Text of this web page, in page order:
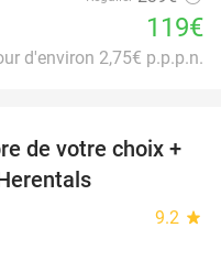
119€
d'environ 2,75€ p.p.p.n.
43%
de votre choix +
9.2 star